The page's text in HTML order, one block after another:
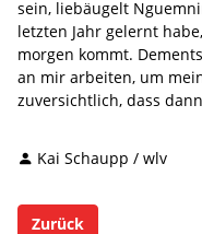
sein, liebäugelt
letzten Jahr gelernt
morgen kommt.
an mir arbeiten, um
zuversichtlich, dass
Kai Schaupp / wlv
Zurück